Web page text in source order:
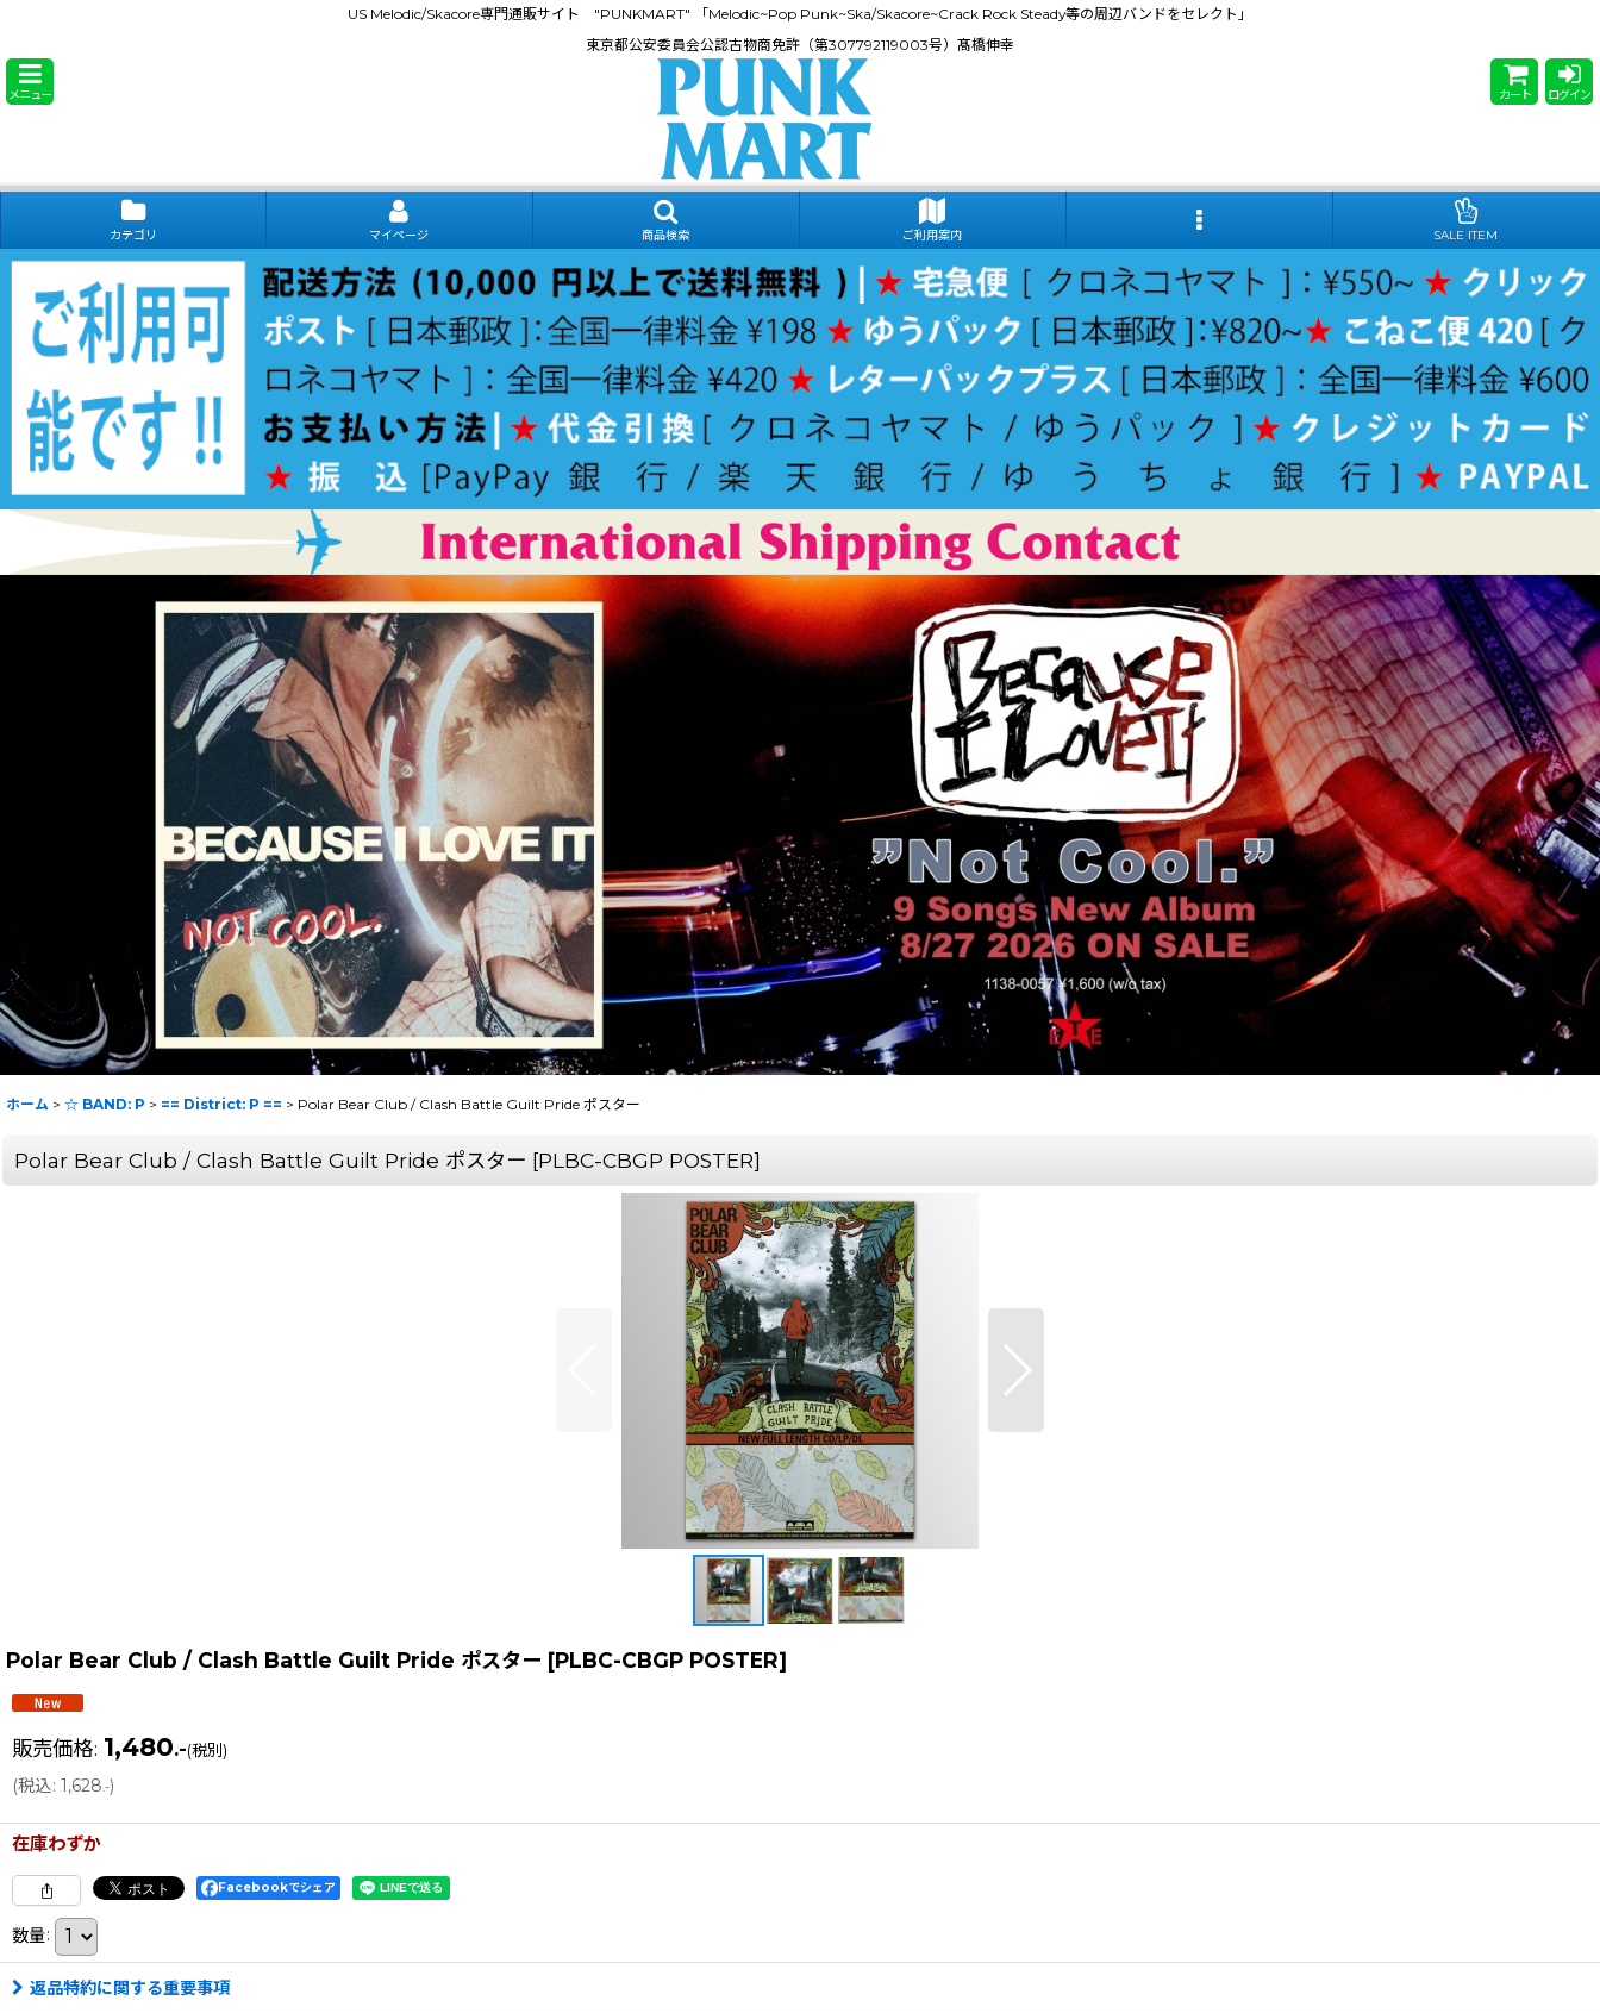
US Melodic/Skacore専門通販サイト "PUNKMART" 「Melodic~Pop Punk~Ska/Skacore~Crack Rock Steady等の周辺バンドをセレクト」
東京都公安委員会公認古物商免許（第307792119003号）髙橋伸幸
メニュー カート ログイン
カテゴリ マイページ 商品検索 ご利用案内 SALE ITEM
ホーム > ☆ BAND: P > == District: P == > Polar Bear Club / Clash Battle Guilt Pride ポスター
Polar Bear Club / Clash Battle Guilt Pride ポスター [PLBC-CBGP POSTER]
Polar Bear Club / Clash Battle Guilt Pride ポスター [PLBC-CBGP POSTER]
販売価格: 1,480.-(税別)
(税込: 1,628.-)
在庫わずか
Facebookでシェア
数量:
返品特約に関する重要事項